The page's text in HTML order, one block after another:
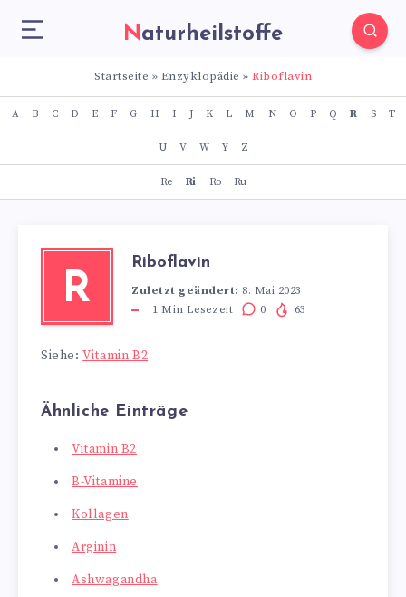
Naturheilstoffe
Startseite » Enzyklopädie » Riboflavin
A B C D E F G H I J K L M N O P Q R S T
U V W Y Z
Re Ri Ro Ru
R
Riboflavin
Zuletzt geändert: 8. Mai 2023
1 Min Lesezeit 0 63
Siehe:Vitamin B2
Ähnliche Einträge
Vitamin B2
B-Vitamine
Kollagen
Arginin
Ashwagandha